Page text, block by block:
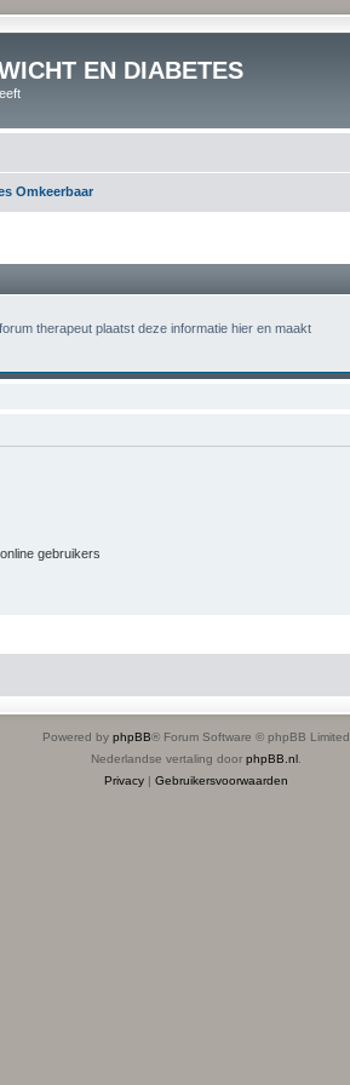
EN DIABETES
Omkeerbaar
therapeut plaatst deze informatie hier en maakt
gebruikers
Powered by phpBB® Forum Software © phpBB Limited
Nederlandse vertaling door phpBB.nl.
Privacy | Gebruikersvoorwaarden